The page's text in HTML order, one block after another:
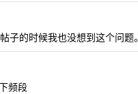
子的时候我也没想到这个问题。
频段